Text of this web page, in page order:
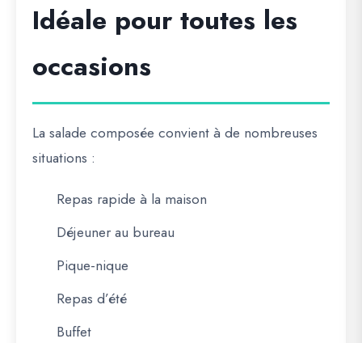
Idéale pour toutes les
occasions
La salade composée convient à de nombreuses
situations :
Repas rapide à la maison
Déjeuner au bureau
Pique-nique
Repas d’été
Buffet